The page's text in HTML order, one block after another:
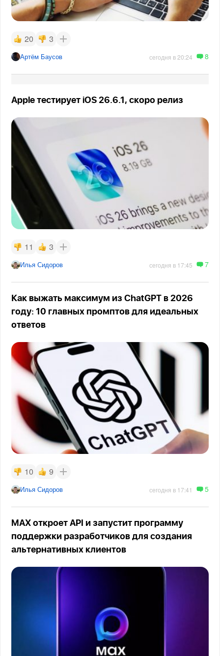
20 3
Артём Баусов сегодня в 20:24 8
Apple тестирует iOS 26.6.1, скоро релиз
11 3
Илья Сидоров сегодня в 17:45 7
Как выжать максимум из ChatGPT в 2026
году: 10 главных промптов для идеальных
ответов
10 9
Илья Сидоров сегодня в 17:41 5
MAX откроет API и запустит программу
поддержки разработчиков для создания
альтернативных клиентов